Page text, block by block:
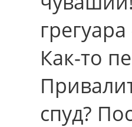
Как-то
спуд?